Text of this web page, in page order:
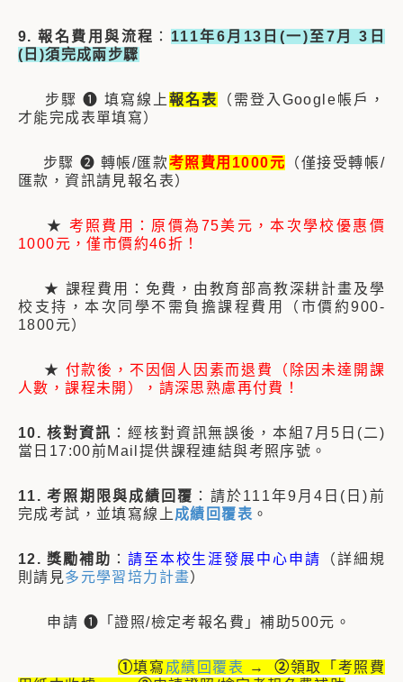
9. 報名費用與流程 ： 111年6月13日(一)至7月 3日
(日)須完成兩步驟
步驟 ❶ 填寫線上 報名表
（需登入Google帳戶，
才能完成表單填寫）
步驟 ❷ 轉帳/匯款考照費用1000元 （僅接受轉帳/
匯款，資訊請見報名表）
★ 考照費用：原價為75美元，本次學校優惠價
1000元，僅市價約46折！​​​
★ 課程費用：免費，由教育部高教深耕計畫及學
校支持，本次同學不需負擔課程 費 用
（市價約900-
1800元）
★ 付款後，不因個人因素而退費（除因未達開課
人數，課程未開），請深思熟慮再付費！
10. 核對資訊 ：經核對資訊無誤後，本組7月5日(二)
當日17:00前Mail提供課程連結與考照序號。
11. 考照期限與成績回覆 ：請於111年9月4日(日)前
完成考試，並填寫線上 成績回覆表 。
12. 獎勵補助 ： 請至本校生涯發展中心申請
（詳細規
則請見多元學習培力計畫）
申請 ❶「證照/檢定考報名費」補助500元。
①填寫 成績回覆表 →②領取「考照費